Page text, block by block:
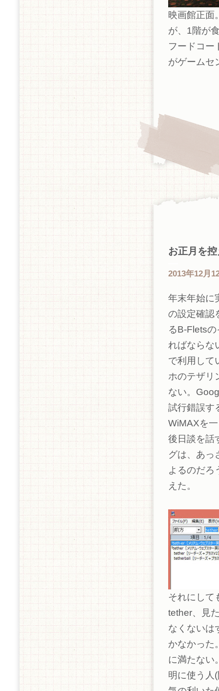
映画館正面
が、1階が
フードコー
がゲームセ
お正月を
2013年12月
年末年始に
の設定確認
るB-Flets
ればならな
で利用して
ホのテザリ
ない。
試行錯誤す
WiMAXを
後日談を話
グは、あっ
よるのだろ
えた。
それにして
tether、見
なくないは
かなかった
に満たない
明に使う人